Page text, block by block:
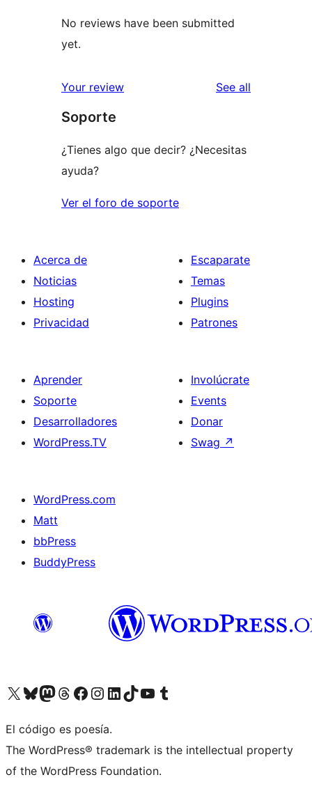
No reviews have been submitted
yet.
Your review See all
Soporte
¿Tienes algo que decir? ¿Necesitas
ayuda?
Ver el foro de soporte
Acerca de
Noticias
Hosting
Privacidad
Escaparate
Temas
Plugins
Patrones
Aprender
Soporte
Desarrolladores
WordPress.TV
Involúcrate
Events
Donar
Swag ↗
WordPress.com
Matt
bbPress
BuddyPress
Visit our X (formerly Twitter) account
Visit our Bluesky account
Visita nuestra cuenta de Twitter
Visit our Threads account
Visita nuestra página de Facebook
Visite nuestra cuenta de Instagram
Visit our LinkedIn account
Visit our TikTok account
Visit our YouTube channel
Visit our Tumblr account
El código es poesía.
The WordPress® trademark is the intellectual property
of the WordPress Foundation.